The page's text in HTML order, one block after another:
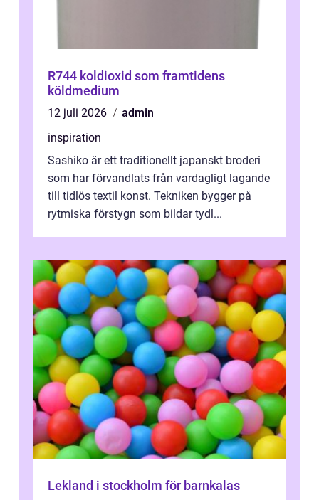
R744 koldioxid som framtidens
köldmedium
12 juli 2026
admin
inspiration
Sashiko är ett traditionellt japanskt broderi
som har förvandlats från vardagligt lagande
till tidlös textil konst. Tekniken bygger på
rytmiska förstygn som bildar tydl...
Lekland i stockholm för barnkalas